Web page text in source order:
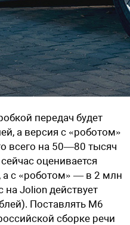
передач будет
, а версия с «роботом»
всего на 50—80 тысяч
оценивается
с «роботом» — в 2 млн
на Jolion действует
Поставлять M6
сборке речи